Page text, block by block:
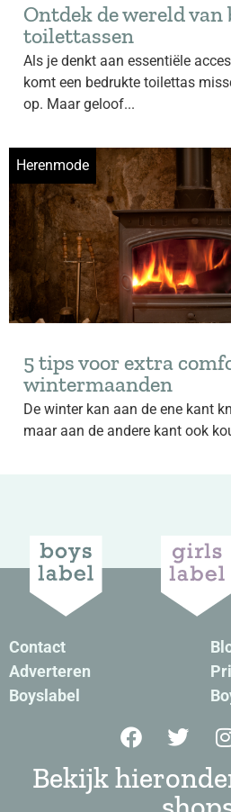
Ontdek de wereld
toilettassen
Als je denkt aan essentiële
komt een bedrukte toilettas
op. Maar geloof...
Herenmode
5 tips voor extra
wintermaanden
De winter kan aan de ene kant
maar aan de andere kant ook
Contact
Adverteren
Boyslabel
Bekijk